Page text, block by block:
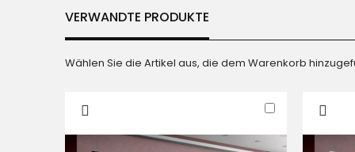
VERWANDTE PRODUKTE
Wählen Sie die Artikel aus, die dem Warenkorb
Warenkorb